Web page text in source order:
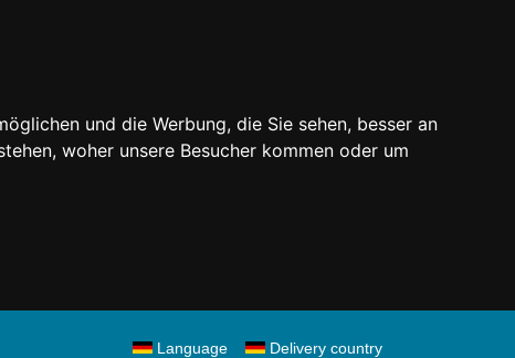
und die Werbung, die Sie sehen, besser an
woher unsere Besucher kommen oder um
Delivery country
Language